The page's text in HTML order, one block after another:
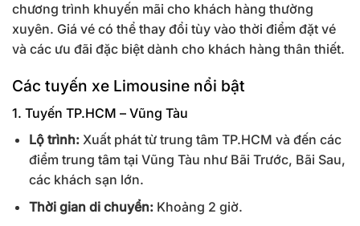
chương trình khuyến mãi cho khách hàng thường
xuyên. Giá vé có thể thay đổi tùy vào thời điểm đặt vé
và các ưu đãi đặc biệt dành cho khách hàng thân thiết.
Các tuyến xe Limousine nổi bật
1. Tuyến TP.HCM – Vũng Tàu
Lộ trình:Xuất phát từ trung tâm TP.HCM và đến các
điểm trung tâm tại Vũng Tàu như Bãi Trước, Bãi Sau,
các khách sạn lớn.
Thời gian di chuyển:Khoảng 2 giờ.